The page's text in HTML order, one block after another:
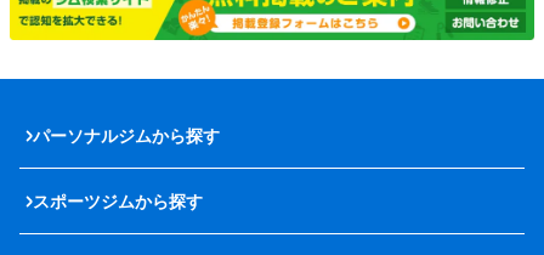
パーソナルジムから探す
スポーツジムから探す